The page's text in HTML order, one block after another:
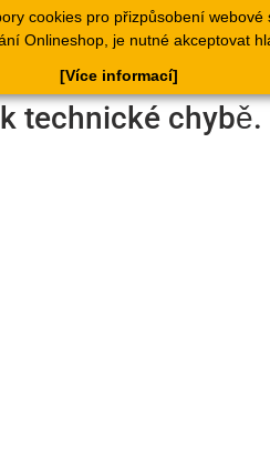
cookies pro přizpůsobení webové
Onlineshop, je nutné akceptovat
[Více informací]
Katalogy Doklady
technické